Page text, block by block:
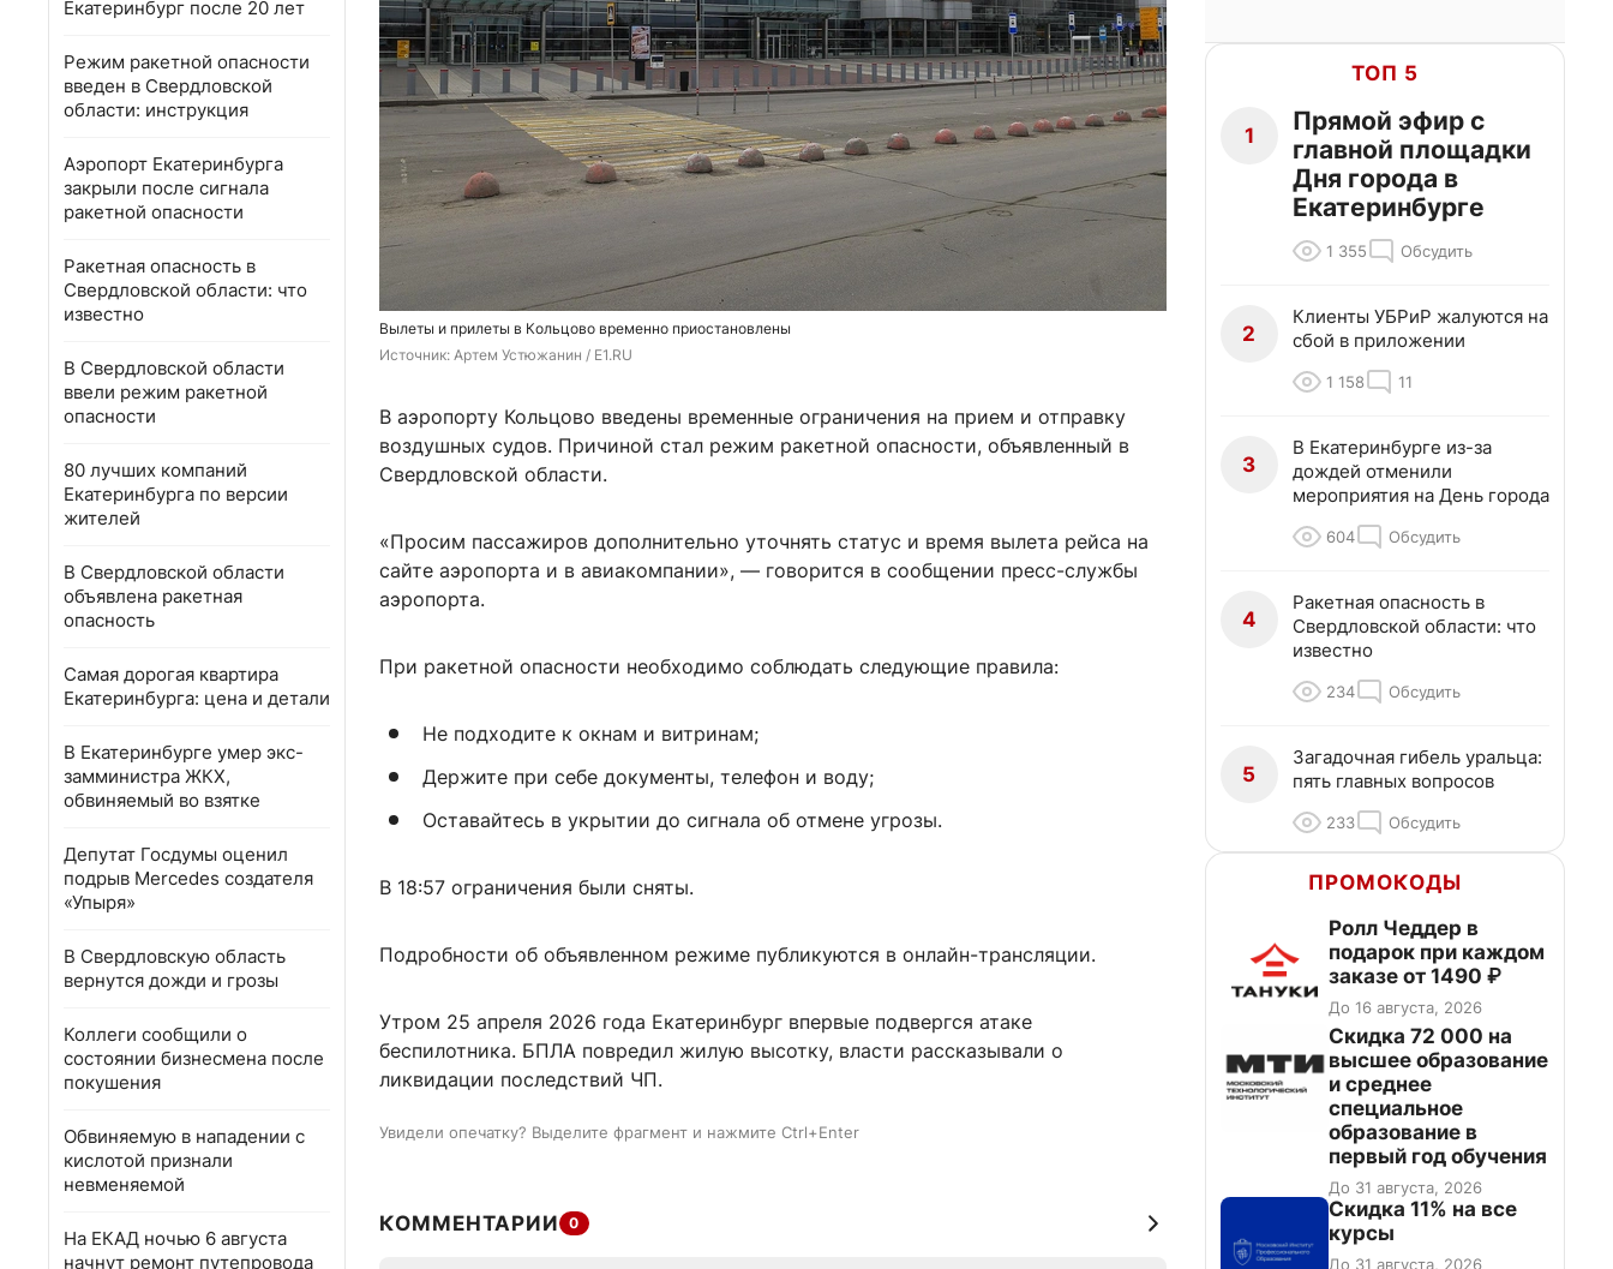
Екатеринбург после 20 лет
Режим ракетной опасности
введен в Свердловской
области: инструкция
Аэропорт Екатеринбурга
закрыли после сигнала
ракетной опасности
Ракетная опасность в
Свердловской области: что
известно
В Свердловской области
ввели режим ракетной
опасности
80 лучших компаний
Екатеринбурга по версии
жителей
В Свердловской области
объявлена ракетная
опасность
Самая дорогая квартира
Екатеринбурга: цена и детали
В Екатеринбурге умер экс-
замминистра ЖКХ,
обвиняемый во взятке
Депутат Госдумы оценил
подрыв Mercedes создателя
«Упыря»
В Свердловскую область
вернутся дожди и грозы
Коллеги сообщили о
состоянии бизнесмена после
покушения
Обвиняемую в нападении с
кислотой признали
невменяемой
На ЕКАД ночью 6 августа
начнут ремонт путепровода
Вылеты и прилеты в Кольцово временно приостановлены
Источник: Артем Устюжанин / E1.RU
В аэропорту Кольцово введены временные ограничения на прием и отправку
воздушных судов. Причиной стал режим ракетной опасности, объявленный в
Свердловской области.
«Просим пассажиров дополнительно уточнять статус и время вылета рейса на
сайте аэропорта и в авиакомпании», — говорится в сообщении пресс-службы
аэропорта.
При ракетной опасности необходимо соблюдать следующие правила:
Не подходите к окнам и витринам;
Держите при себе документы, телефон и воду;
Оставайтесь в укрытии до сигнала об отмене угрозы.
В 18:57 ограничения были сняты.
Подробности об объявленном режиме публикуются в онлайн-трансляции.
Утром 25 апреля 2026 года Екатеринбург впервые подвергся атаке
беспилотника. БПЛА повредил жилую высотку, власти рассказывали о
ликвидации последствий ЧП.
Увидели опечатку? Выделите фрагмент и нажмите Ctrl+Enter
КОММЕНТАРИИ 0
ТОП 5
1
Прямой эфир с
главной площадки
Дня города в
Екатеринбурге
1 355 Обсудить
2
Клиенты УБРиР жалуются на
сбой в приложении
1 158 11
3
В Екатеринбурге из-за
дождей отменили
мероприятия на День города
604 Обсудить
4
Ракетная опасность в
Свердловской области: что
известно
234 Обсудить
5
Загадочная гибель уральца:
пять главных вопросов
233 Обсудить
ПРОМОКОДЫ
Ролл Чеддер в
подарок при каждом
заказе от 1490 ₽
До 16 августа, 2026
Скидка 72 000 на
высшее образование
и среднее
специальное
образование в
первый год обучения
До 31 августа, 2026
Скидка 11% на все
курсы
До 31 августа, 2026